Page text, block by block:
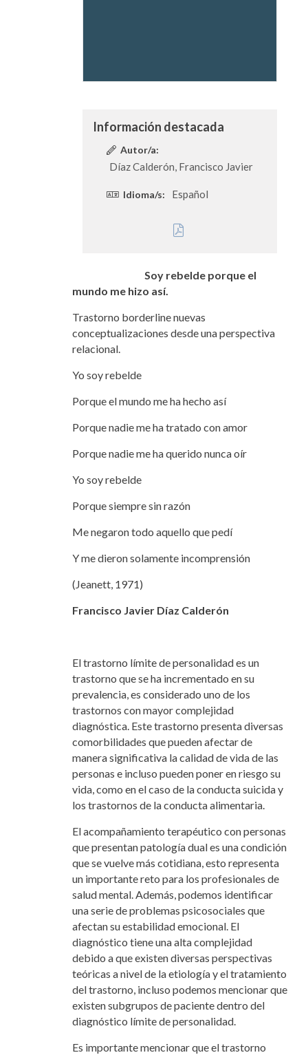
Información destacada
Autor/a:
Díaz Calderón, Francisco Javier
Idioma/s: Español
Soy rebelde porque el
mundo me hizo así.
Trastorno borderline nuevas
conceptualizaciones desde una perspectiva
relacional.
Yo soy rebelde
Porque el mundo me ha hecho así
Porque nadie me ha tratado con amor
Porque nadie me ha querido nunca oír
Yo soy rebelde
Porque siempre sin razón
Me negaron todo aquello que pedí
Y me dieron solamente incomprensión
(Jeanett, 1971)
Francisco Javier Díaz Calderón
El trastorno límite de personalidad es un
trastorno que se ha incrementado en su
prevalencia, es considerado uno de los
trastornos con mayor complejidad
diagnóstica. Este trastorno presenta diversas
comorbilidades que pueden afectar de
manera significativa la calidad de vida de las
personas e incluso pueden poner en riesgo su
vida, como en el caso de la conducta suicida y
los trastornos de la conducta alimentaria.
El acompañamiento terapéutico con personas
que presentan patología dual es una condición
que se vuelve más cotidiana, esto representa
un importante reto para los profesionales de
salud mental. Además, podemos identificar
una serie de problemas psicosociales que
afectan su estabilidad emocional. El
diagnóstico tiene una alta complejidad
debido a que existen diversas perspectivas
teóricas a nivel de la etiología y el tratamiento
del trastorno, incluso podemos mencionar que
existen subgrupos de paciente dentro del
diagnóstico límite de personalidad.
Es importante mencionar que el trastorno